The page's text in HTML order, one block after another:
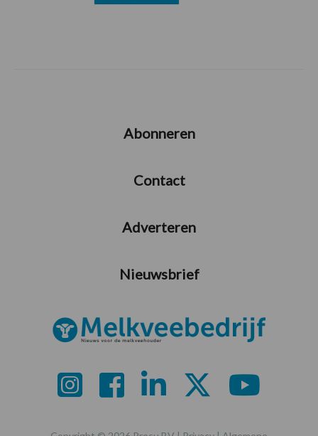
Abonneren
Contact
Adverteren
Nieuwsbrief